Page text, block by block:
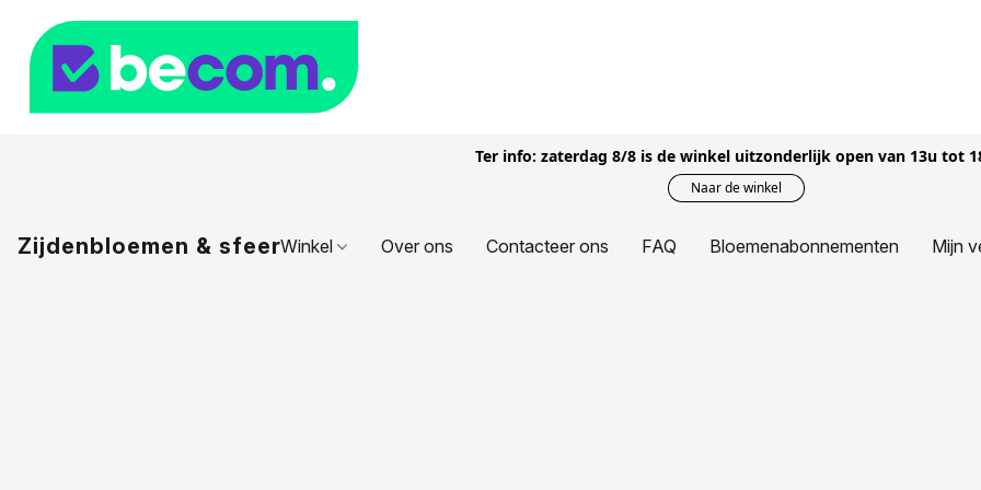
Ter info: zaterdag 8/8 is de winkel uitzonderlijk open van 13u tot
Naar de winkel
Zijdenbloemen & sfeerWinkel Over ons Contacteer ons FAQ Bloemenabonnementen Mijn